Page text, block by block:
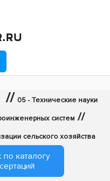
// 05 - Технические науки
систем //
сельского хозяйства
каталогу